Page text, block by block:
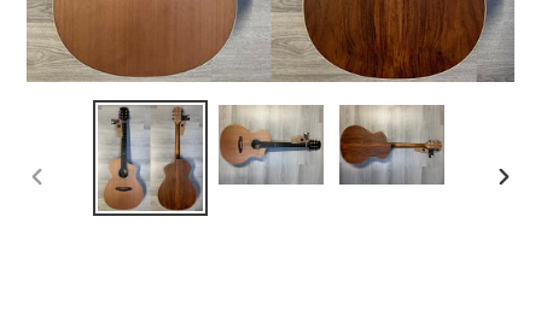
DIAPOSITIVE
PRÉCÉDENTE